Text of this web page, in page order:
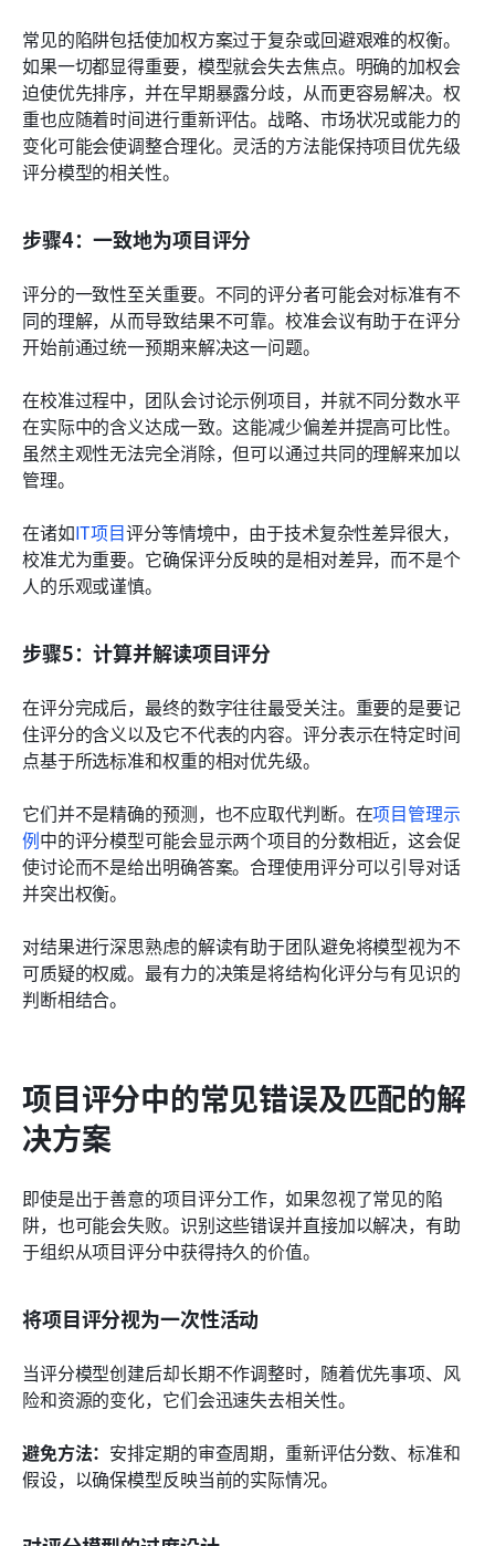
常见的陷阱包括使加权方案过于复杂或回避艰难的权衡。
如果一切都显得重要，模型就会失去焦点。明确的加权会
迫使优先排序，并在早期暴露分歧，从而更容易解决。权
重也应随着时间进行重新评估。战略、市场状况或能力的
变化可能会使调整合理化。灵活的方法能保持项目优先级
评分模型的相关性。
步骤4：一致地为项目评分
评分的一致性至关重要。不同的评分者可能会对标准有不
同的理解，从而导致结果不可靠。校准会议有助于在评分
开始前通过统一预期来解决这一问题。
在校准过程中，团队会讨论示例项目，并就不同分数水平
在实际中的含义达成一致。这能减少偏差并提高可比性。
虽然主观性无法完全消除，但可以通过共同的理解来加以
管理。
在诸如IT项目评分等情境中，由于技术复杂性差异很大，
校准尤为重要。它确保评分反映的是相对差异，而不是个
人的乐观或谨慎。
步骤5：计算并解读项目评分
在评分完成后，最终的数字往往最受关注。重要的是要记
住评分的含义以及它不代表的内容。评分表示在特定时间
点基于所选标准和权重的相对优先级。
它们并不是精确的预测，也不应取代判断。在项目管理示
例中的评分模型可能会显示两个项目的分数相近，这会促
使讨论而不是给出明确答案。合理使用评分可以引导对话
并突出权衡。
对结果进行深思熟虑的解读有助于团队避免将模型视为不
可质疑的权威。最有力的决策是将结构化评分与有见识的
判断相结合。
项目评分中的常见错误及匹配的解
决方案
即使是出于善意的项目评分工作，如果忽视了常见的陷
阱，也可能会失败。识别这些错误并直接加以解决，有助
于组织从项目评分中获得持久的价值。
将项目评分视为一次性活动
当评分模型创建后却长期不作调整时，随着优先事项、风
险和资源的变化，它们会迅速失去相关性。
避免方法： 安排定期的审查周期，重新评估分数、标准和
假设，以确保模型反映当前的实际情况。